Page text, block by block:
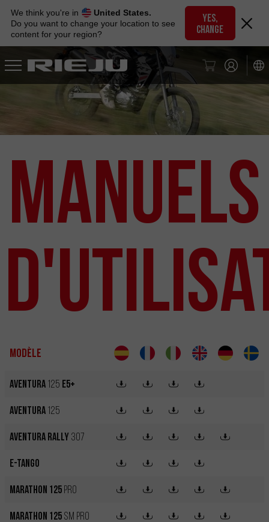
navigation
content
We think you're in
United States.
Do you want to change your location to see
content for your region?
YES,
CHANGE
Manuels
Modèle
Aventura 125 E5+
Aventura 125
Aventura Rally 307
e-Tango
Marathon 125 Pro
Marathon 125 SM Pro